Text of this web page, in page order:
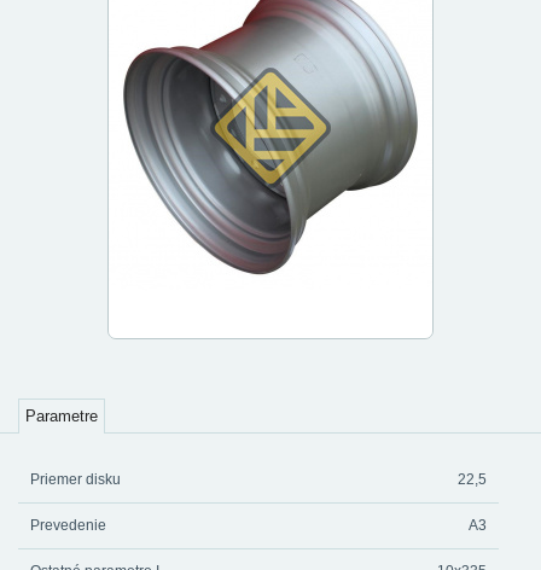
Parametre
Priemer disku 22,5
Prevedenie A3